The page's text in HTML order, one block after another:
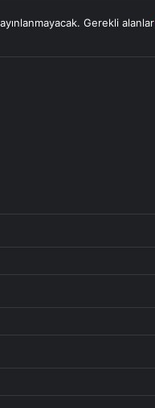
Gerekli alanlar